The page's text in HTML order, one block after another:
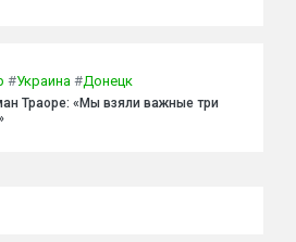
#Украина #Донецк
Траоре: «Мы взяли важные три